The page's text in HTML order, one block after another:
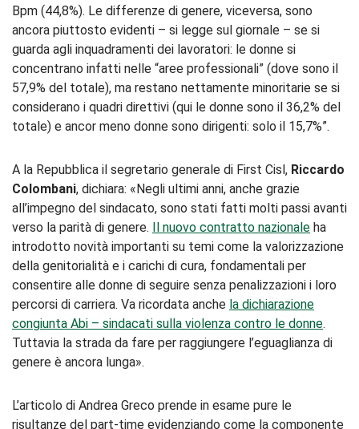
Bpm (44,8%). Le differenze di genere, viceversa, sono
ancora piuttosto evidenti – si legge sul giornale – se si
guarda agli inquadramenti dei lavoratori: le donne si
concentrano infatti nelle “aree professionali” (dove sono il
57,9% del totale), ma restano nettamente minoritarie se si
considerano i quadri direttivi (qui le donne sono il 36,2% del
totale) e ancor meno donne sono dirigenti: solo il 15,7%”.
A la Repubblica il segretario generale di First Cisl, Riccardo
Colombani, dichiara: «Negli ultimi anni, anche grazie
all’impegno del sindacato, sono stati fatti molti passi avanti
verso la parità di genere. Il nuovo contratto nazionale ha
introdotto novità importanti su temi come la valorizzazione
della genitorialità e i carichi di cura, fondamentali per
consentire alle donne di seguire senza penalizzazioni i loro
percorsi di carriera. Va ricordata anche la dichiarazione
congiunta Abi – sindacati sulla violenza contro le donne.
Tuttavia la strada da fare per raggiungere l’eguaglianza di
genere è ancora lunga».
L’articolo di Andrea Greco prende in esame pure le
risultanze del part-time evidenziando come la componente